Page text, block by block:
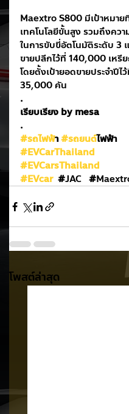
Maextro S800 มีเป้าหมาย
เทคโนโลยีขั้นสูง รวมถึงควา
ในการขับขี่อัตโนมัติระดับ 3
ขายปลีกไว้ที่ 140,000 เหรี
โดยตั้งเป้ายอดขายประจำปีไ
35,000 คัน
.
เรียบเรียง by mesa
.
#รถไฟฟ้า #รถยนต์ไฟฟ้า
#EVCarThailand
#EVCarsThailand
#EVcar #JAC #
โพสต์ล่าสุด